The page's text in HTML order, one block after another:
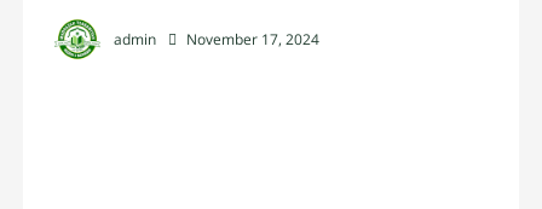
admin November 17, 2024